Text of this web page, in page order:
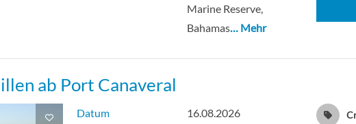
Marine Reserve,
Bahamas… Mehr
ab Port Canaveral
Datum
16.08.2026